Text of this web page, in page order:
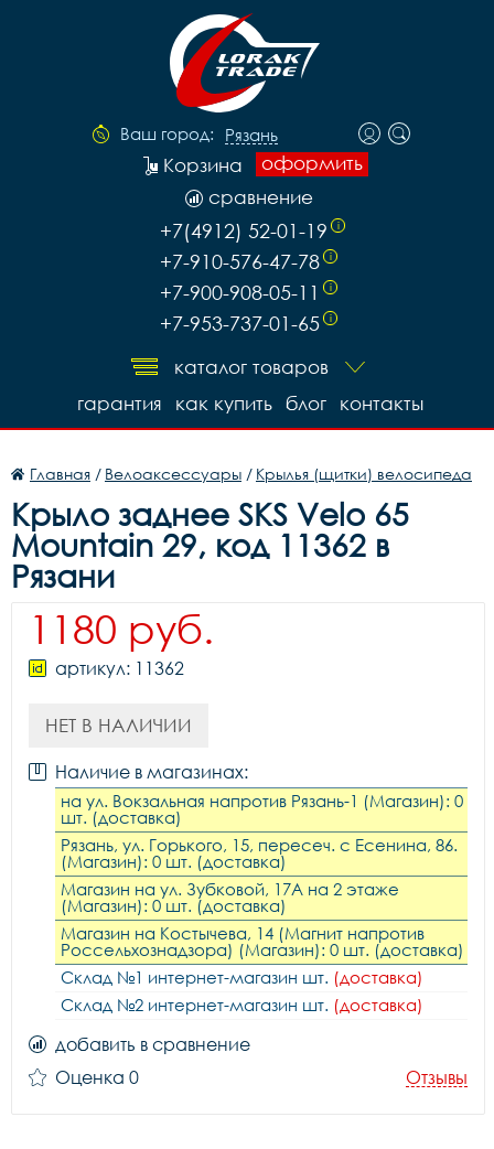
Ваш город: Рязань
оформить
Корзина
сравнение
+7(4912) 52-01-19 i
+7-910-576-47-78 i
+7-900-908-05-11 i
+7-953-737-01-65 i
каталог товаров
контакты
блог
как купить
гарантия
Главная / Велоаксессуары / Крылья (щитки) велосипеда
Крыло заднее SKS Velo 65
Mountain 29, код 11362 в
Рязани
1180 руб.
артикул: 11362
НЕТ В НАЛИЧИИ
Наличие в магазинах:
на ул. Вокзальная напротив Рязань-1 (Магазин): 0
шт. (доставка)
Рязань, ул. Горького, 15, пересеч. с Есенина, 86.
(Магазин): 0 шт. (доставка)
Магазин на ул. Зубковой, 17А на 2 этаже
(Магазин): 0 шт. (доставка)
Магазин на Костычева, 14 (Магнит напротив
Россельхознадзора) (Магазин): 0 шт. (доставка)
Склад №1 интернет-магазин шт. (доставка)
Склад №2 интернет-магазин шт. (доставка)
добавить в сравнение
Оценка 0
Отзывы